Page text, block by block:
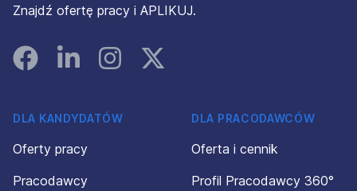
Znajdź ofertę pracy i APLIKUJ.
FacebookLinked InInstagramInstagram
DLA KANDYDATÓW
Oferty pracy
Pracodawcy
DLA PRACODAWCÓW
Oferta i cennik
Profil Pracodawcy 360°